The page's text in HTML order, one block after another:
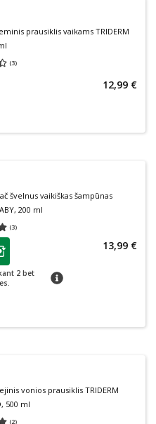
prausiklis vaikams TRlDERM
(3) 4.33
12,99 €
švelnus vaikiškas šampūnas
200 ml
(3) 5.00
klubo narių nuolaida
2 bet
patarimas
13,99 €
vonios prausiklis TRIDERM
500 ml
(2)